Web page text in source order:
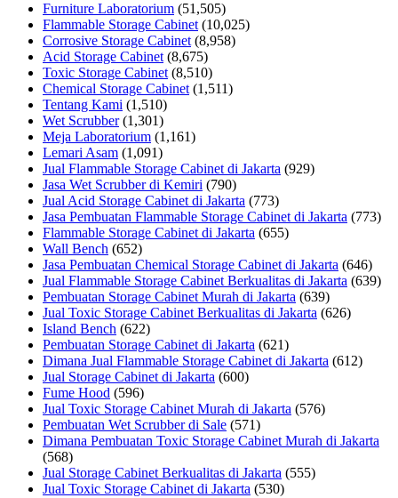
Furniture Laboratorium (51,505)
Flammable Storage Cabinet (10,025)
Corrosive Storage Cabinet (8,958)
Acid Storage Cabinet (8,675)
Toxic Storage Cabinet (8,510)
Chemical Storage Cabinet (1,511)
Tentang Kami (1,510)
Wet Scrubber (1,301)
Meja Laboratorium (1,161)
Lemari Asam (1,091)
Jual Flammable Storage Cabinet di Jakarta (929)
Jasa Wet Scrubber di Kemiri (790)
Jual Acid Storage Cabinet di Jakarta (773)
Jasa Pembuatan Flammable Storage Cabinet di Jakarta (773)
Flammable Storage Cabinet di Jakarta (655)
Wall Bench (652)
Jasa Pembuatan Chemical Storage Cabinet di Jakarta (646)
Jual Flammable Storage Cabinet Berkualitas di Jakarta (639)
Pembuatan Storage Cabinet Murah di Jakarta (639)
Jual Toxic Storage Cabinet Berkualitas di Jakarta (626)
Island Bench (622)
Pembuatan Storage Cabinet di Jakarta (621)
Dimana Jual Flammable Storage Cabinet di Jakarta (612)
Jual Storage Cabinet di Jakarta (600)
Fume Hood (596)
Jual Toxic Storage Cabinet Murah di Jakarta (576)
Pembuatan Wet Scrubber di Sale (571)
Dimana Pembuatan Toxic Storage Cabinet Murah di Jakarta
(568)
Jual Storage Cabinet Berkualitas di Jakarta (555)
Jual Toxic Storage Cabinet di Jakarta (530)